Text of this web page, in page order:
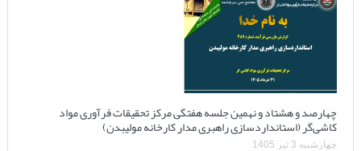
چهارصد و هشتاد و نهمین جلسه هفتگی مرکز تحقیقات فرآوری مواد
کاشی‌گر (استانداردسازی راهبری مدار کارخانه مولیبدن)
چهارشنبه 3 تیر 1405